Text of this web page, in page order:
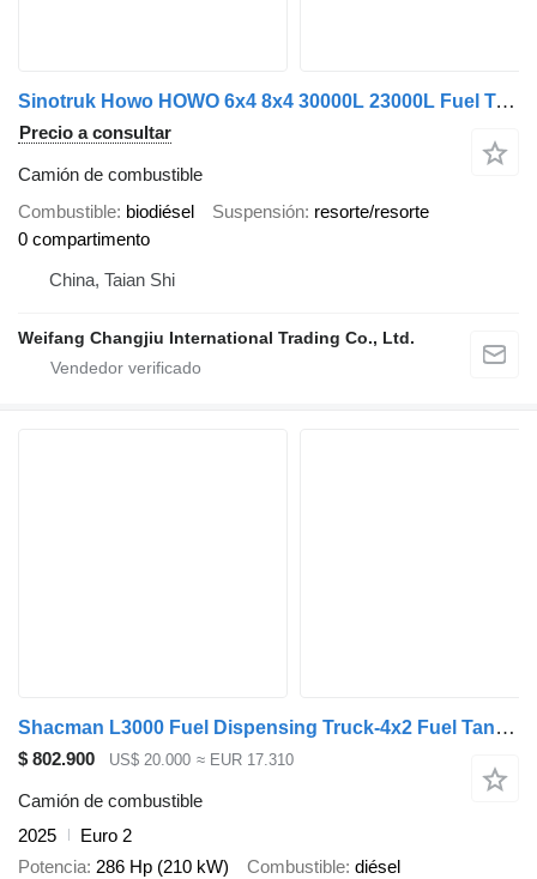
Sinotruk Howo HOWO 6x4 8x4 30000L 23000L Fuel Tank Truck
Precio a consultar
Camión de combustible
Combustible biodiésel Suspensión resorte/resorte
0 compartimento
China, Taian Shi
Weifang Changjiu International Trading Co., Ltd.
Shacman L3000 Fuel Dispensing Truck-4x2 Fuel Tanker Truck
$ 802.900 US$ 20.000 ≈ EUR 17.310
Camión de combustible
2025
Euro 2
Potencia 286 Hp (210 kW) Combustible diésel